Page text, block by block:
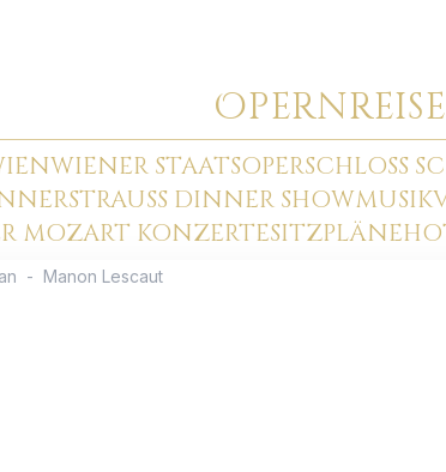
O
WIENER STAATSOPERSCHLOSS
STRAUSS DINNER SHOW
MOZART KONZERTESITZPLÄNE
- Manon Lescaut